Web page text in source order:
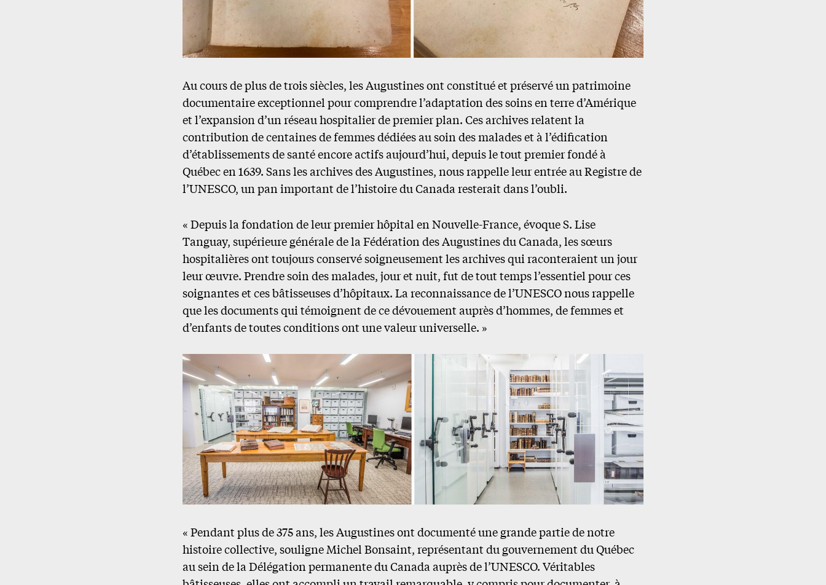
Au cours de plus de trois siècles, les Augustines ont constitué et préservé un patrimoine
documentaire exceptionnel pour comprendre l’adaptation des soins en terre d’Amérique
et l’expansion d’un réseau hospitalier de premier plan. Ces archives relatent la
contribution de centaines de femmes dédiées au soin des malades et à l’édification
d’établissements de santé encore actifs aujourd’hui, depuis le tout premier fondé à
Québec en 1639. Sans les archives des Augustines, nous rappelle leur entrée au Registre de
l’UNESCO, un pan important de l’histoire du Canada resterait dans l’oubli.
« Depuis la fondation de leur premier hôpital en Nouvelle-France, évoque S. Lise
Tanguay, supérieure générale de la Fédération des Augustines du Canada, les sœurs
hospitalières ont toujours conservé soigneusement les archives qui raconteraient un jour
leur œuvre. Prendre soin des malades, jour et nuit, fut de tout temps l’essentiel pour ces
soignantes et ces bâtisseuses d’hôpitaux. La reconnaissance de l’UNESCO nous rappelle
que les documents qui témoignent de ce dévouement auprès d’hommes, de femmes et
d’enfants de toutes conditions ont une valeur universelle. »
« Pendant plus de 375 ans, les Augustines ont documenté une grande partie de notre
histoire collective, souligne Michel Bonsaint, représentant du gouvernement du Québec
au sein de la Délégation permanente du Canada auprès de l’UNESCO. Véritables